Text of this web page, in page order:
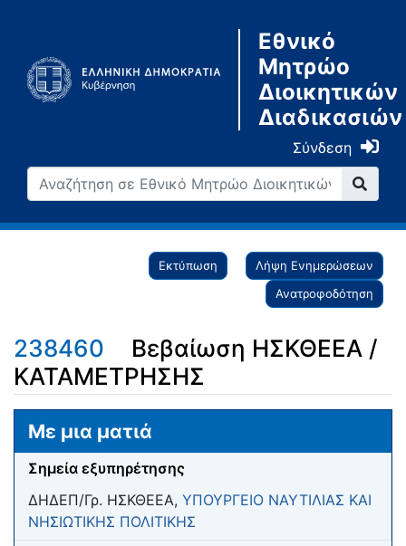
Εθνικό
Μητρώο
Διοικητικών
Διαδικασιών
Σύνδεση
Εκτύπωση
Λήψη Ενημερώσεων
Ανατροφοδότηση
238460
Βεβαίωση ΗΣΚΘΕΕΑ /
ΚΑΤΑΜΕΤΡΗΣΗΣ
Μετάβαση σε: πλοήγηση
Με μια ματιά
Σημεία εξυπηρέτησης
ΔΗΔΕΠ/Γρ. ΗΣΚΘΕΕΑ, ΥΠΟΥΡΓΕΙΟ ΝΑΥΤΙΛΙΑΣ ΚΑΙ
ΝΗΣΙΩΤΙΚΗΣ ΠΟΛΙΤΙΚΗΣ